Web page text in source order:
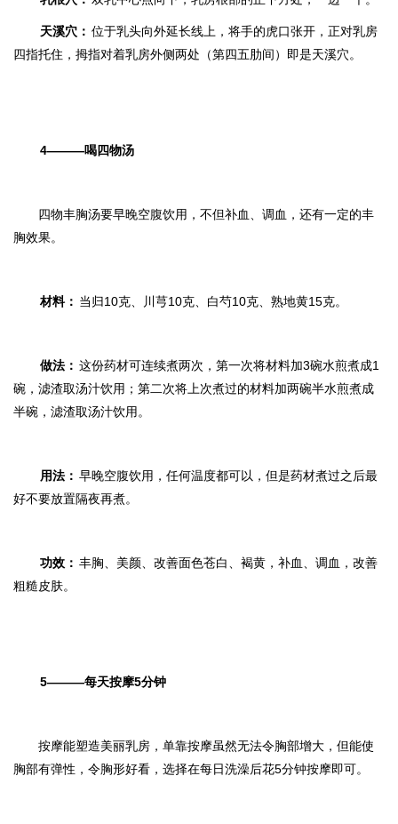
天溪穴： 位于乳头向外延长线上，将手的虎口张开，正对乳房
四指托住，拇指对着乳房外侧两处（第四五肋间）即是天溪穴。
4———喝四物汤
四物丰胸汤要早晚空腹饮用，不但补血、调血，还有一定的丰
胸效果。
材料： 当归10克、川芎10克、白芍10克、熟地黄15克。
做法： 这份药材可连续煮两次，第一次将材料加3碗水煎煮成1
碗，滤渣取汤汁饮用；第二次将上次煮过的材料加两碗半水煎煮成
半碗，滤渣取汤汁饮用。
用法： 早晚空腹饮用，任何温度都可以，但是药材煮过之后最
好不要放置隔夜再煮。
功效： 丰胸、美颜、改善面色苍白、褐黄，补血、调血，改善
粗糙皮肤。
5———每天按摩5分钟
按摩能塑造美丽乳房，单靠按摩虽然无法令胸部增大，但能使
胸部有弹性，令胸形好看，选择在每日洗澡后花5分钟按摩即可。